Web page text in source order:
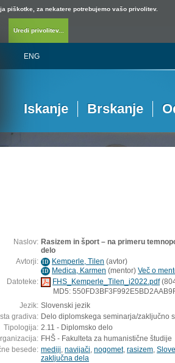
piškotke, za nekatere potrebujemo vašo privolitev.
Uredi privolitev...
ENG
Iskanje Brskanje
Naslov: Rasizem in šport – na primeru
delo
Avtorji: ID Kemperle, Tilen (avtor)
ID Medica, Karmen (mentor) Več o
Datoteke:
FHS_Kemperle_Tilen_i2022.pdf
MD5:
Jezik: Slovenski jezik
gradiva: Delo diplomskega seminarja/zaključno
Tipologija: 2.11 - Diplomsko delo
FHŠ - Fakulteta za humanistične študije
besede: mediji navijači nogomet, rasizem
zaključna dela